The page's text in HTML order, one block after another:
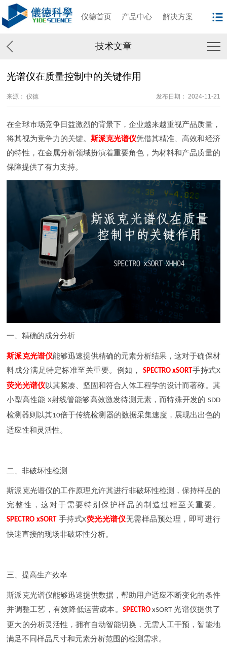
仪德首页 产品中心 解决方案
技术文章
光谱仪在质量控制中的关键作用
来源： 仪德 发布日期： 2024-11-21
在全球市场竞争日益激烈的背景下，企业越来越重视产品质量，
将其视为竞争力的关键。 斯派克光谱仪凭借其精准、高效和经济
的特性，在金属分析领域扮演着重要角色，为材料和产品质量的
保障提供了有力支持。
一、精确的成分分析
斯派克光谱仪能够迅速提供精确的元素分析结果，这对于确保材
料成分满足特定标准至关重要。例如，
SPECTRO xSORT手持式X
荧光光谱仪以其紧凑、坚固和符合人体工程学的设计而著称。其
小型高性能 X射线管能够高效激发待测元素，而特殊开发的 SDD
检测器则以其10倍于传统检测器的数据采集速度，展现出出色的
适应性和灵活性。
二、非破坏性检测
斯派克光谱仪的工作原理允许其进行非破坏性检测，保持样品的
完整性，这对于需要特别保护样品的制造过程至关重要。
SPECTRO xSORT 手持式X荧光光谱仪无需样品预处理，即可进行
快速直接的现场非破坏性分析。
三、提高生产效率
斯派克光谱仪能够迅速提供数据，帮助用户适应不断变化的条件
并调整工艺，有效降低运营成本。 SPECTROxSORT 光谱仪提供了
更大的分析灵活性，拥有自动智能切换，无需人工干预，智能地
满足不同样品尺寸和元素分析范围的检测需求。